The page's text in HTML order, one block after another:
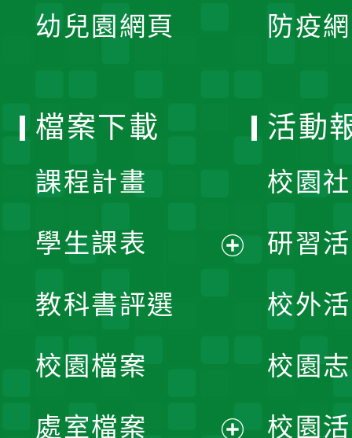
幼兒園網頁 防疫
檔案下載
課程計畫
學生課表
單
教科書評選
校園檔案
處室檔案
活動
校園
研習
校外
校園
校園